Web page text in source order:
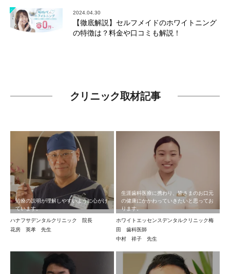
2024.04.30
【徹底解説】セルフメイドのホワイトニング
の特徴は？料金や口コミも解説！
クリニック取材記事
治療の説明が理解しやすいように心がけ
ています。
ハナフサデンタルクリニック 院長
花房 英孝 先生
生涯歯科医療に携わり、皆さまのお口元
の健康にかかわっていきたいと思ってお
ります。
ホワイトエッセンスデンタルクリニック梅
田 歯科医師
中村 祥子 先生